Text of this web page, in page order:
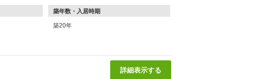
築年数・入居時期
築20年
詳細表示する